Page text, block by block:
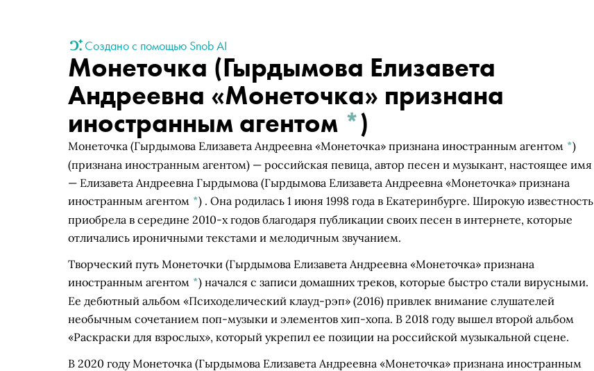
Создано с помощью Snob AI
Монеточка (Гырдымова Елизавета
Андреевна «Монеточка» признана
иностранным агентом *)
Монеточка (Гырдымова Елизавета Андреевна «Монеточка» признана иностранным агентом *)
(признана иностранным агентом) — российская певица, автор песен и музыкант, настоящее имя
— Елизавета Андреевна Гырдымова (Гырдымова Елизавета Андреевна «Монеточка» признана
иностранным агентом *) . Она родилась 1 июня 1998 года в Екатеринбурге. Широкую известность
приобрела в середине 2010-х годов благодаря публикации своих песен в интернете, которые
отличались ироничными текстами и мелодичным звучанием.
Творческий путь Монеточки (Гырдымова Елизавета Андреевна «Монеточка» признана
иностранным агентом *) начался с записи домашних треков, которые быстро стали вирусными.
Ее дебютный альбом «Психоделический клауд-рэп» (2016) привлек внимание слушателей
необычным сочетанием поп-музыки и элементов хип-хопа. В 2018 году вышел второй альбом
«Раскраски для взрослых», который укрепил ее позиции на российской музыкальной сцене.
В 2020 годуМонеточка (Гырдымова Елизавета Андреевна «Монеточка» признана иностранным